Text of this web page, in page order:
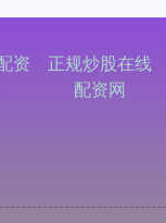
资
正规炒股在线
配资网